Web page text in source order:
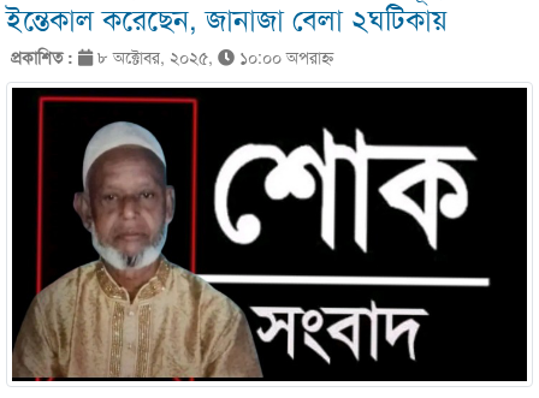
ইন্তেকাল করেছেন, জানাজা বেলা ২ঘটিকায়
প্রকাশিত : ৮ অক্টোবর, ২০২৫, ১০:০০ অপরাহ্ণ